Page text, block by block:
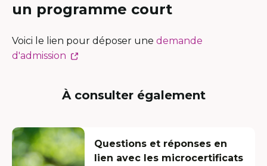
un programme court
Voici le lien pour déposer une demande
d'admission
open
a
new
window
À consulter également
Questions et réponses en
lien avec les microcertificats